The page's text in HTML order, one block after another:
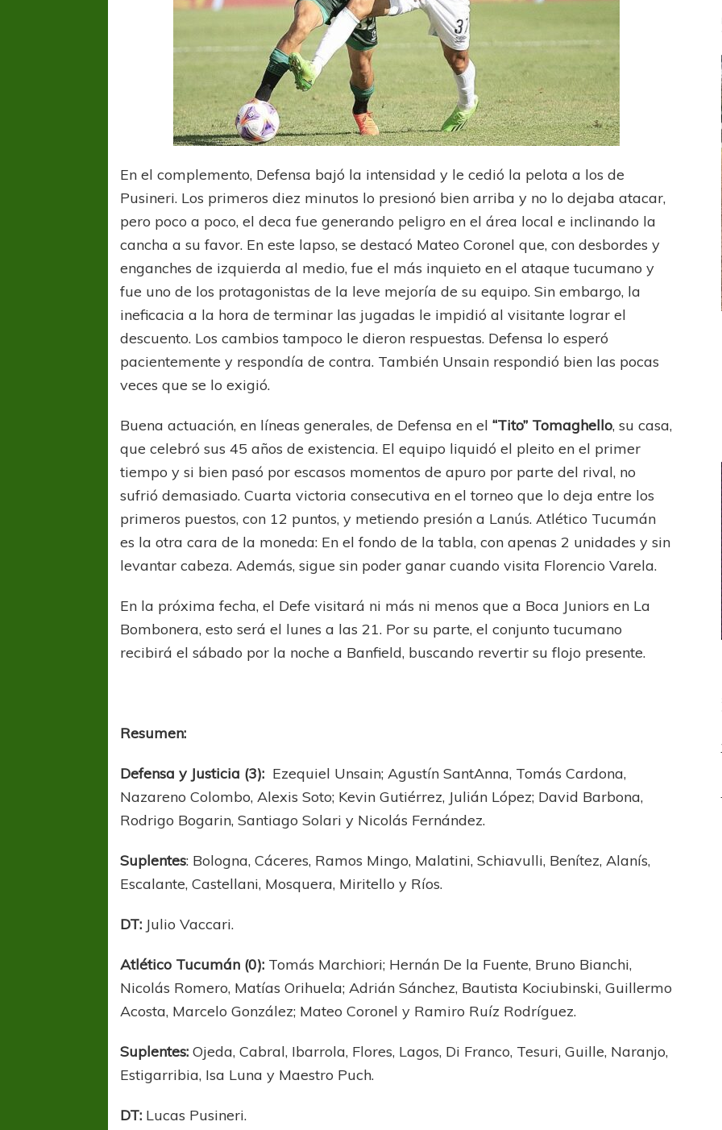
En el complemento, Defensa bajó la intensidad y le cedió la pelota a los de
Pusineri. Los primeros diez minutos lo presionó bien arriba y no lo dejaba atacar,
pero poco a poco, el deca fue generando peligro en el área local e inclinando la
cancha a su favor. En este lapso, se destacó Mateo Coronel que, con desbordes y
enganches de izquierda al medio, fue el más inquieto en el ataque tucumano y
fue uno de los protagonistas de la leve mejoría de su equipo. Sin embargo, la
ineficacia a la hora de terminar las jugadas le impidió al visitante lograr el
descuento. Los cambios tampoco le dieron respuestas. Defensa lo esperó
pacientemente y respondía de contra. También Unsain respondió bien las pocas
veces que se lo exigió.
Buena actuación, en líneas generales, de Defensa en el“Tito” Tomaghello, su casa,
que celebró sus 45 años de existencia. El equipo liquidó el pleito en el primer
tiempo y si bien pasó por escasos momentos de apuro por parte del rival, no
sufrió demasiado. Cuarta victoria consecutiva en el torneo que lo deja entre los
primeros puestos, con 12 puntos, y metiendo presión a Lanús. Atlético Tucumán
es la otra cara de la moneda: En el fondo de la tabla, con apenas 2 unidades y sin
levantar cabeza. Además, sigue sin poder ganar cuando visita Florencio Varela.
En la próxima fecha, el Defe visitará ni más ni menos que a Boca Juniors en La
Bombonera, esto será el lunes a las 21. Por su parte, el conjunto tucumano
recibirá el sábado por la noche a Banfield, buscando revertir su flojo presente.
Resumen:
Defensa y Justicia (3): Ezequiel Unsain; Agustín SantAnna, Tomás Cardona,
Nazareno Colombo, Alexis Soto; Kevin Gutiérrez, Julián López; David Barbona,
Rodrigo Bogarin, Santiago Solari y Nicolás Fernández.
Suplentes: Bologna, Cáceres, Ramos Mingo, Malatini, Schiavulli, Benítez, Alanís,
Escalante, Castellani, Mosquera, Miritello y Ríos.
DT: Julio Vaccari.
Atlético Tucumán (0): Tomás Marchiori; Hernán De la Fuente, Bruno Bianchi,
Nicolás Romero, Matías Orihuela; Adrián Sánchez, Bautista Kociubinski, Guillermo
Acosta, Marcelo González; Mateo Coronel y Ramiro Ruíz Rodríguez.
Suplentes: Ojeda, Cabral, Ibarrola, Flores, Lagos, Di Franco, Tesuri, Guille, Naranjo,
Estigarribia, Isa Luna y Maestro Puch.
DT: Lucas Pusineri.
FÚTBOL FEMENINO
REGIONAL AMATEUR
jugará ante Estrella del Sur en el
FÚTBOL FEMENINO
LIGA DE LA COSTA
Las campeonas festejaron ante su gente
FÚTBOL FEMENINO
OTRAS LIGAS FEM